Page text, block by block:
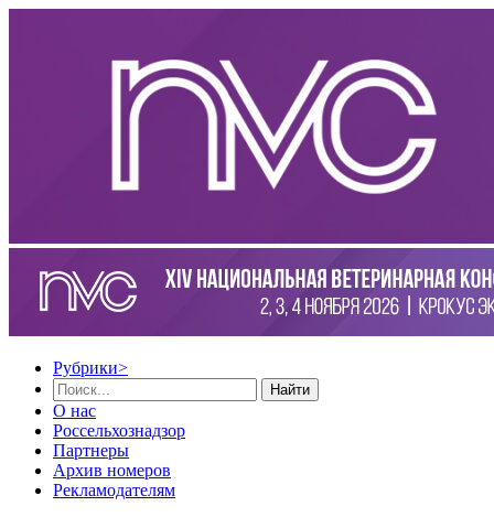
Рубрики>
Найти
О нас
Россельхознадзор
Партнеры
Архив номеров
Рекламодателям